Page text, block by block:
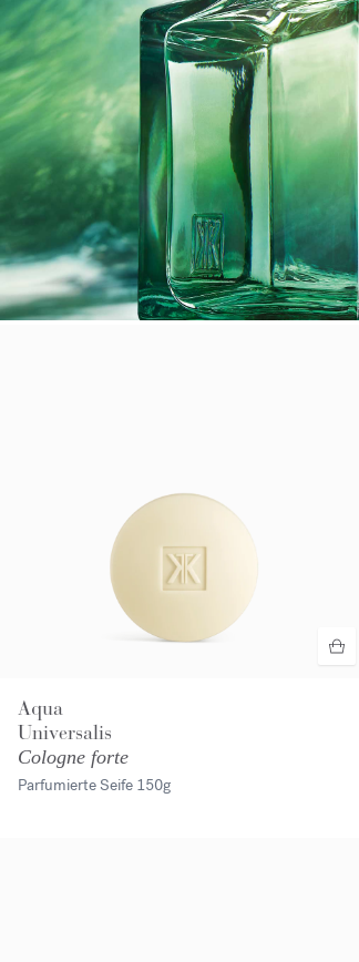
Aqua
Universalis
Cologne forte
Parfumierte Seife 150g